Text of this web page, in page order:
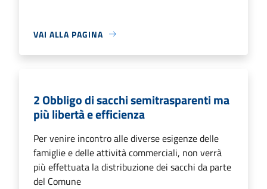
VAI ALLA PAGINA
2 Obbligo di sacchi semitrasparenti ma
più libertà e efficienza
Per venire incontro alle diverse esigenze delle
famiglie e delle attività commerciali, non verrà
più effettuata la distribuzione dei sacchi da parte
del Comune